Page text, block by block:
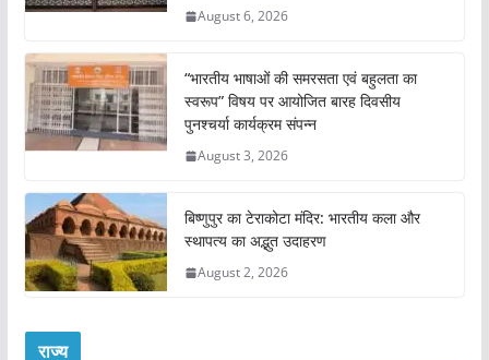
August 6, 2026
“भारतीय भाषाओं की समरसता एवं बहुलता का
स्वरूप” विषय पर आयोजित बारह दिवसीय
पुनश्चर्या कार्यक्रम संपन्न
August 3, 2026
बिष्णुपुर का टेराकोटा मंदिर: भारतीय कला और
स्थापत्य का अद्भुत उदाहरण
August 2, 2026
राज्य